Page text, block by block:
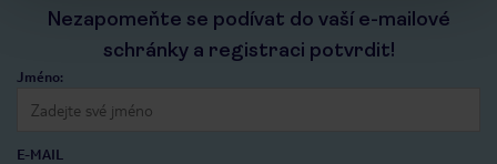
Nezapomeňte se podívat do vaší e-mailové
schránky a registraci potvrdit!
Jméno:
E-MAIL